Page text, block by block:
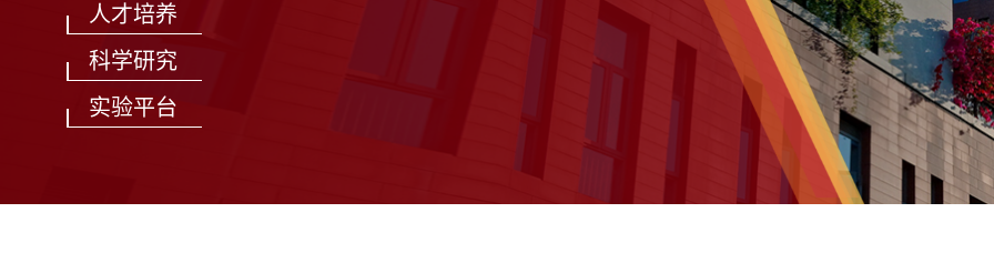
人才培养
科学研究
实验平台